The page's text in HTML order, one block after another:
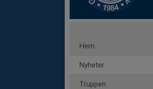
Hem
Nyheter
Truppen